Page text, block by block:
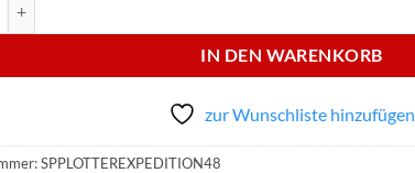
IN DEN WARENKORB
zur Wunschliste hinzufügen
SPPLOTTEREXPEDITION48